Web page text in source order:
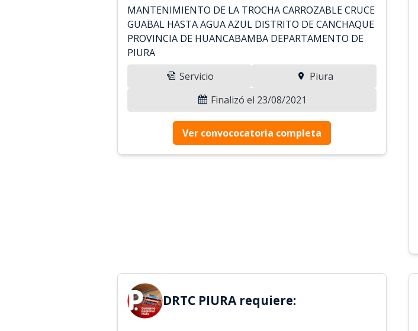
MANTENIMIENTO DE LA TROCHA CARROZABLE CRUCE
GUABAL HASTA AGUA AZUL DISTRITO DE CANCHAQUE
PROVINCIA DE HUANCABAMBA DEPARTAMENTO DE
PIURA
Servicio
Piura
Finalizó el 23/08/2021
Ver convococatoria completa
DRTC PIURA requiere: